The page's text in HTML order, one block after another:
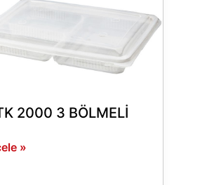
2000 3 BÖLMELİ
»